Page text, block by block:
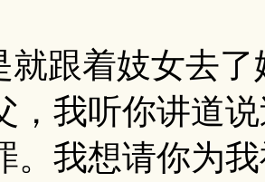
跟着妓女去了
，我听你讲道
。我想请你为